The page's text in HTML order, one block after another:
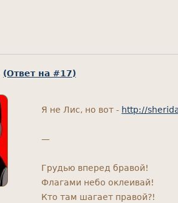
(Ответ на #17)
Я не Лис, но вот - http://
—
Грудью вперед бравой!
Флагами небо оклеивай!
Кто там шагает правой?!